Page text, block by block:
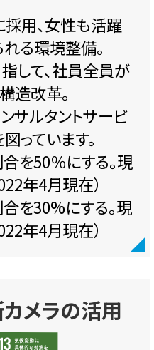
用、女性も活躍
れる環境整備。
して、社員全員が
造改革。
サルタントサービ
っています。
を50％にする。現
年4月現在）
を30%にする。現
年4月現在）
メラの活用